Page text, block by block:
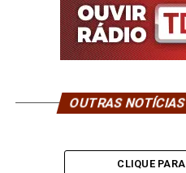
OUTRAS
CLIQUE